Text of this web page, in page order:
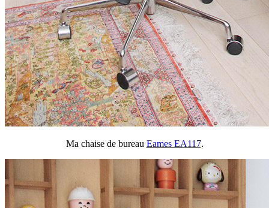
Ma chaise de bureau Eames EA117.